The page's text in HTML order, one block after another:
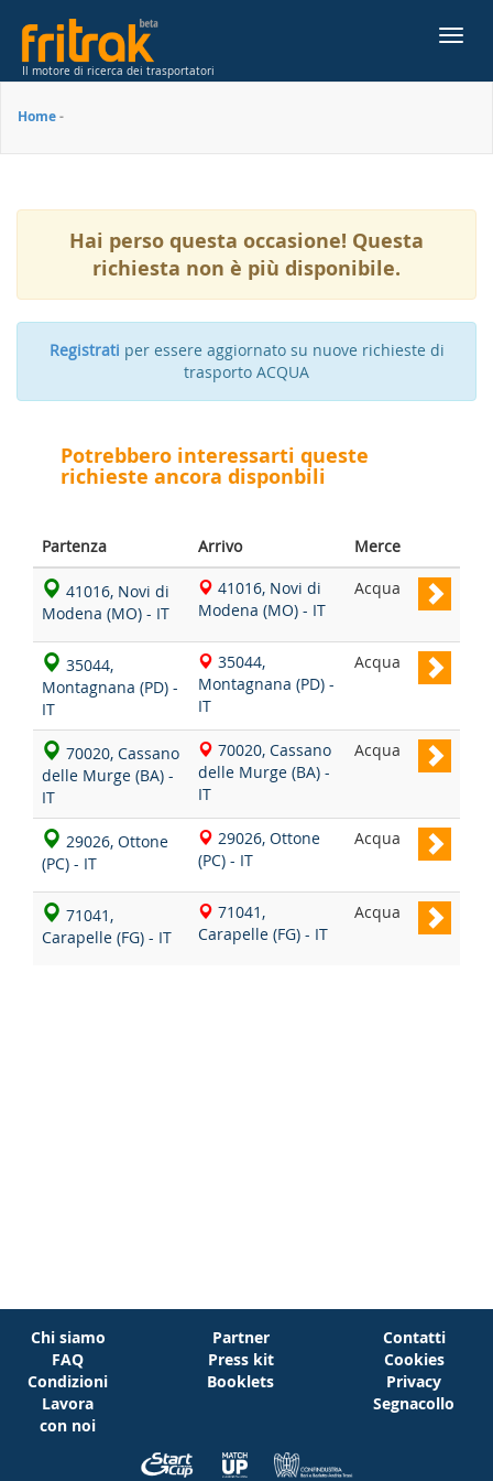
Il motore di ricerca dei trasportatori
Home-
Hai perso questa occasione! Questa
richiesta non è più disponibile.
Registrati per essere aggiornato su nuove richieste di
trasporto ACQUA
Potrebbero interessarti queste
richieste ancora disponbili
Partenza Arrivo Merce
41016, Novi di
Modena (MO) - IT
41016, Novi di
Modena (MO) - IT
Acqua
35044,
Montagnana (PD) -
IT
35044,
Montagnana (PD) -
IT
Acqua
70020, Cassano
delle Murge (BA) -
IT
70020, Cassano
delle Murge (BA) -
IT
Acqua
29026, Ottone
(PC) - IT
29026, Ottone
(PC) - IT
Acqua
71041,
Carapelle (FG) - IT
71041,
Carapelle (FG) - IT
Acqua
Chi siamo
FAQ
Condizioni
Lavora
con noi
Partner
Press kit
Booklets
Contatti
Cookies
Privacy
Segnacollo